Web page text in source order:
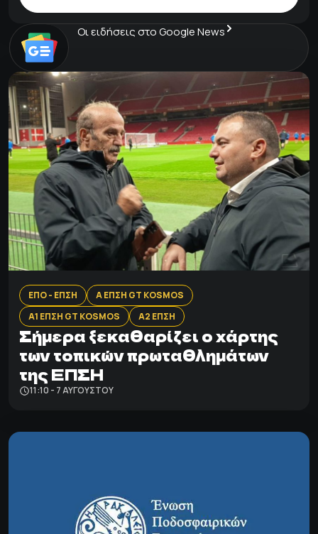
Οι ειδήσεις στο Google News
ΕΠΟ - ΕΠΣΗ
Α ΕΠΣΗ GT KOSMOS
Α1 ΕΠΣΗ GT KOSMOS
Α2 ΕΠΣΗ
Σήμερα ξεκαθαρίζει ο χάρτης
των τοπικών πρωταθλημάτων
της ΕΠΣΗ
11:10 - 7 ΑΥΓΟΎΣΤΟΥ